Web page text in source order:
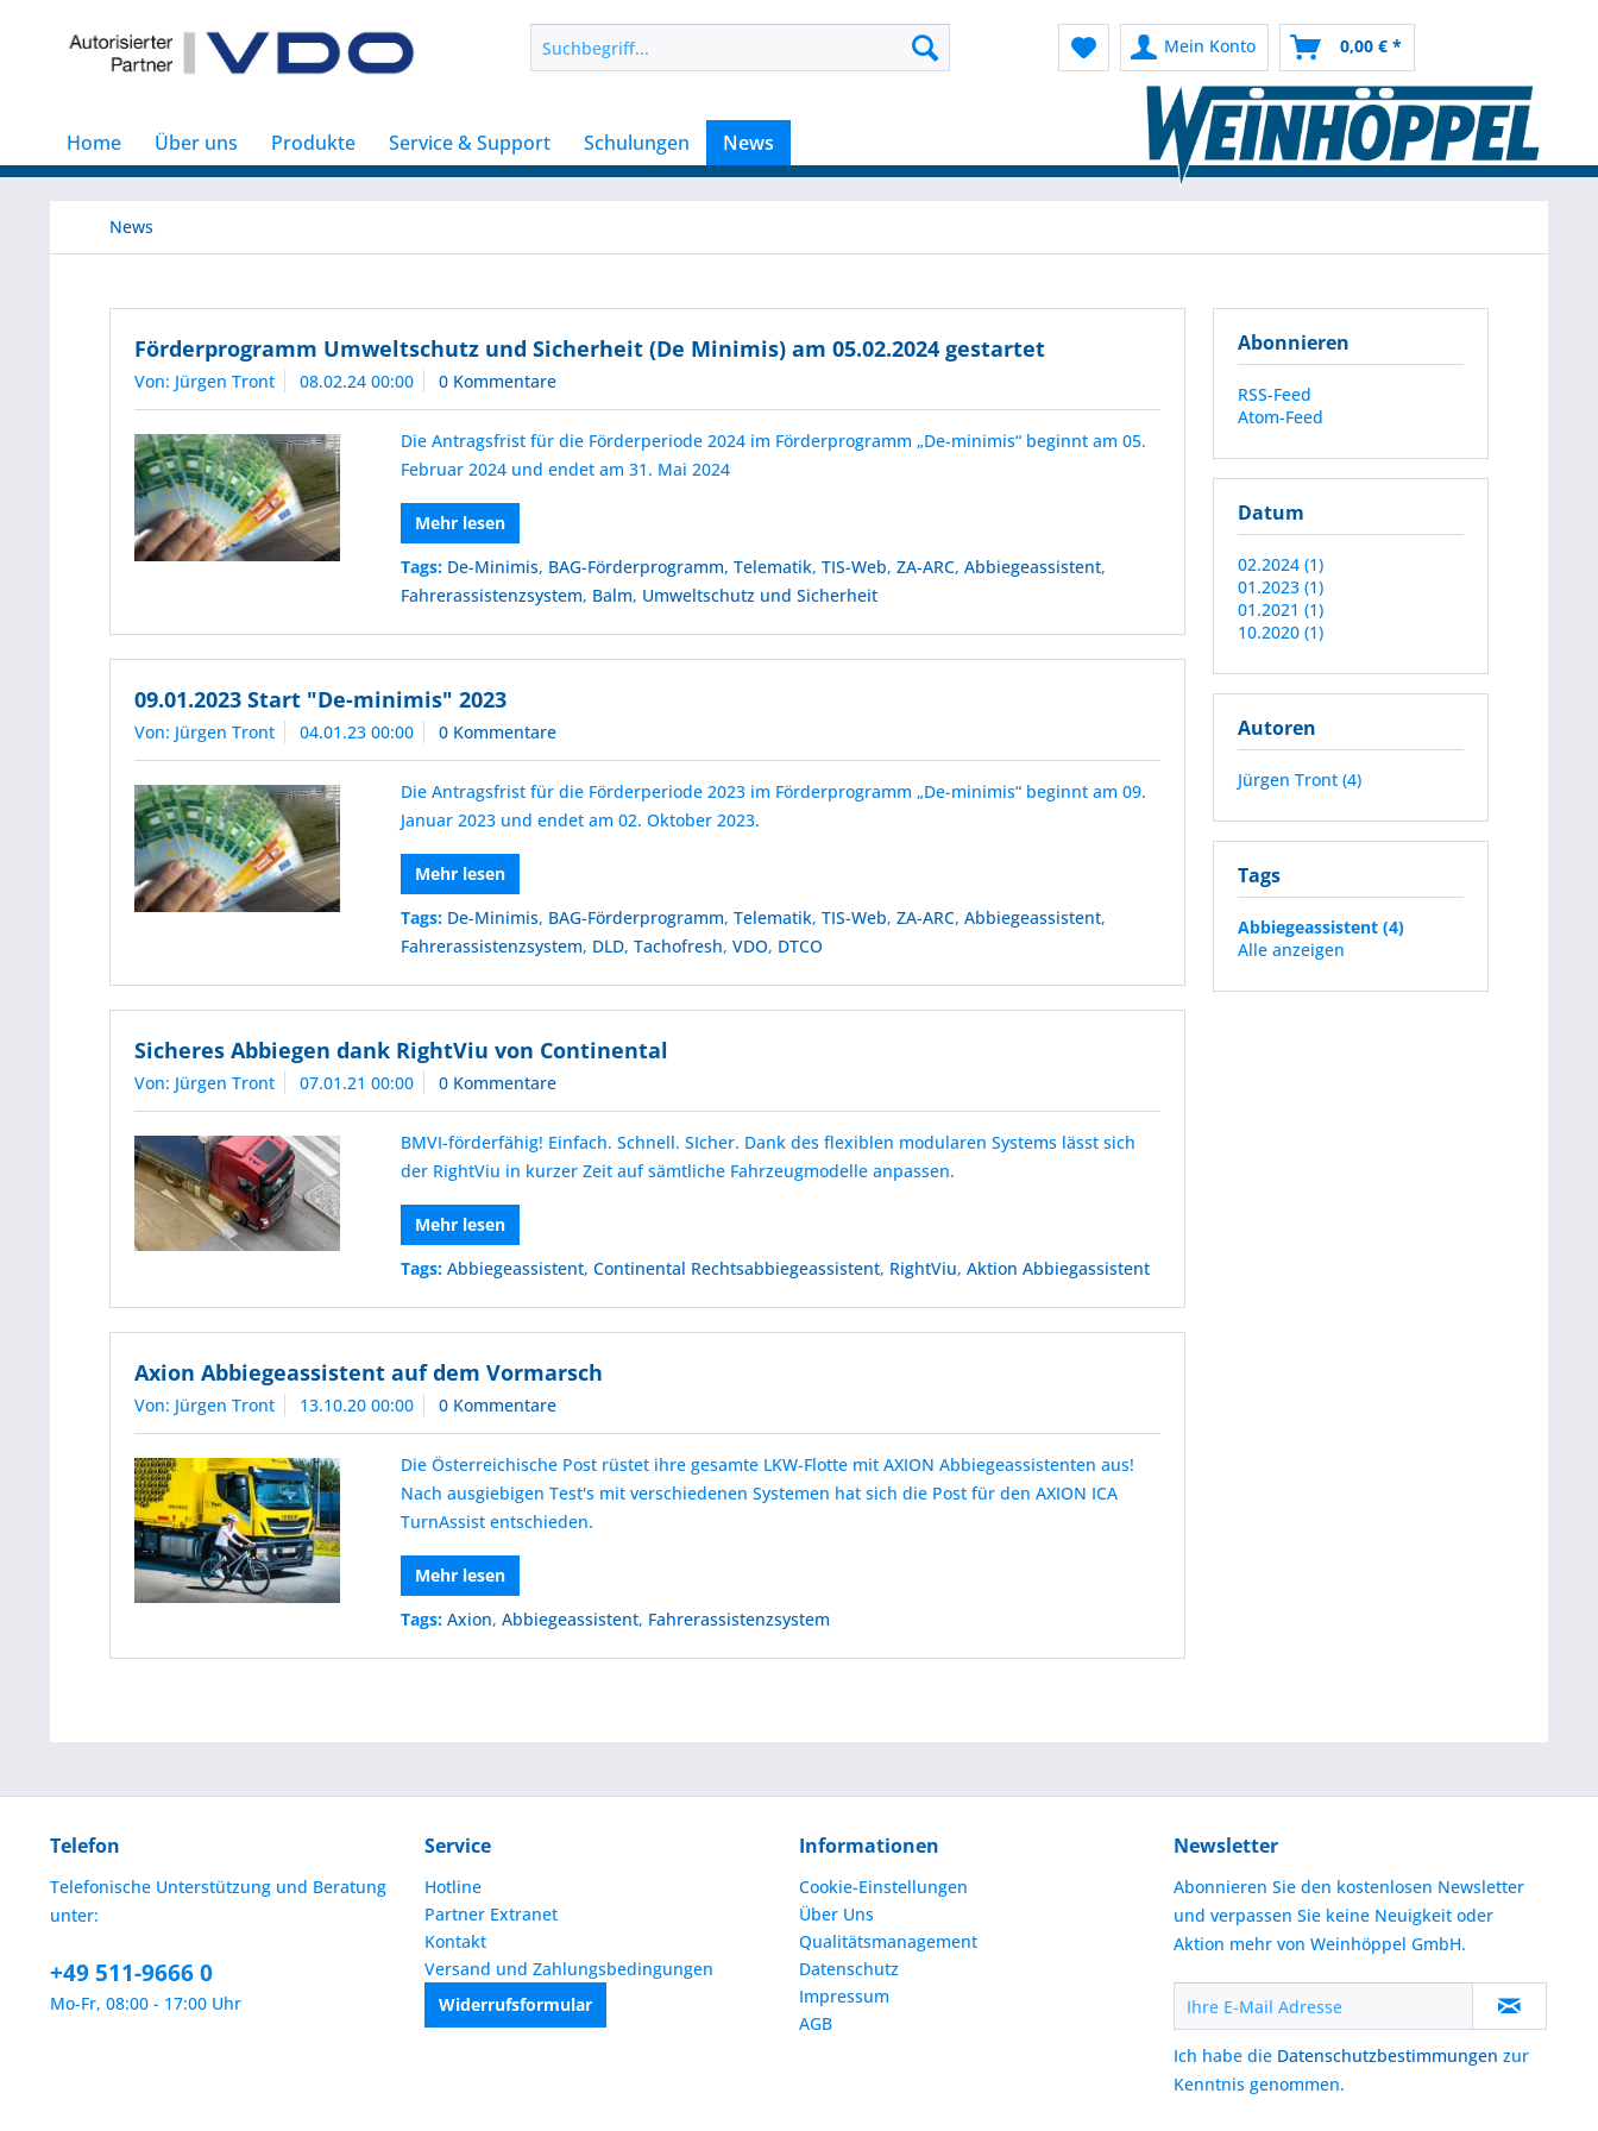
Mein Konto 0,00 € *
Home Über uns Produkte Service & Support Schulungen News
News
Abonnieren
RSS-Feed
Atom-Feed
Datum
02.2024 (1)
01.2023 (1)
01.2021 (1)
10.2020 (1)
Autoren
Jürgen Tront (4)
Tags
Abbiegeassistent (4)
Alle anzeigen
Förderprogramm Umweltschutz und Sicherheit (De Minimis) am 05.02.2024 gestartet
Von: Jürgen Tront 08.02.24 00:00 0 Kommentare
Die Antragsfrist für die Förderperiode 2024 im Förderprogramm „De-minimis“ beginnt am 05.
Februar 2024 und endet am 31. Mai 2024
Mehr lesen
Tags: De-Minimis, BAG-Förderprogramm,Telematik,TIS-Web,ZA-ARC,Abbiegeassistent,
Fahrerassistenzsystem, Balm, Umweltschutz und Sicherheit
09.01.2023 Start "De-minimis" 2023
Von: Jürgen Tront 04.01.23 00:00 0 Kommentare
Die Antragsfrist für die Förderperiode 2023 im Förderprogramm „De-minimis“ beginnt am 09.
Januar 2023 und endet am 02. Oktober 2023.
Mehr lesen
Tags: De-Minimis, BAG-Förderprogramm,Telematik,TIS-Web,ZA-ARC,Abbiegeassistent,
Fahrerassistenzsystem, DLD,Tachofresh,VDO, DTCO
Sicheres Abbiegen dank RightViu von Continental
Von: Jürgen Tront 07.01.21 00:00 0 Kommentare
BMVI-förderfähig! Einfach. Schnell. SIcher. Dank des flexiblen modularen Systems lässt sich
der RightViu in kurzer Zeit auf sämtliche Fahrzeugmodelle anpassen.
Mehr lesen
Tags: Abbiegeassistent,Continental Rechtsabbiegeassistent, RightViu,Aktion Abbiegassistent
Axion Abbiegeassistent auf dem Vormarsch
Von: Jürgen Tront 13.10.20 00:00 0 Kommentare
Die Österreichische Post rüstet ihre gesamte LKW-Flotte mit AXION Abbiegeassistenten aus!
Nach ausgiebigen Test's mit verschiedenen Systemen hat sich die Post für den AXION ICA
TurnAssist entschieden.
Mehr lesen
Tags: Axion,Abbiegeassistent, Fahrerassistenzsystem
Telefon
Telefonische Unterstützung und Beratung
unter:
+49 511-9666 0
Mo-Fr, 08:00 - 17:00 Uhr
Service
Hotline
Partner Extranet
Kontakt
Versand und Zahlungsbedingungen
Widerrufsformular
Informationen
Cookie-Einstellungen
Über Uns
Qualitätsmanagement
Datenschutz
Impressum
AGB
Newsletter
Abonnieren Sie den kostenlosen Newsletter
und verpassen Sie keine Neuigkeit oder
Aktion mehr von Weinhöppel GmbH.
Ich habe die Datenschutzbestimmungen zur
Kenntnis genommen.